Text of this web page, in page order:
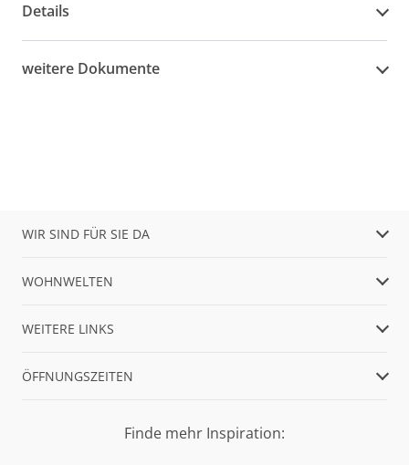
Details
weitere Dokumente
WIR SIND FÜR SIE DA
WOHNWELTEN
WEITERE LINKS
ÖFFNUNGSZEITEN
Finde mehr Inspiration: